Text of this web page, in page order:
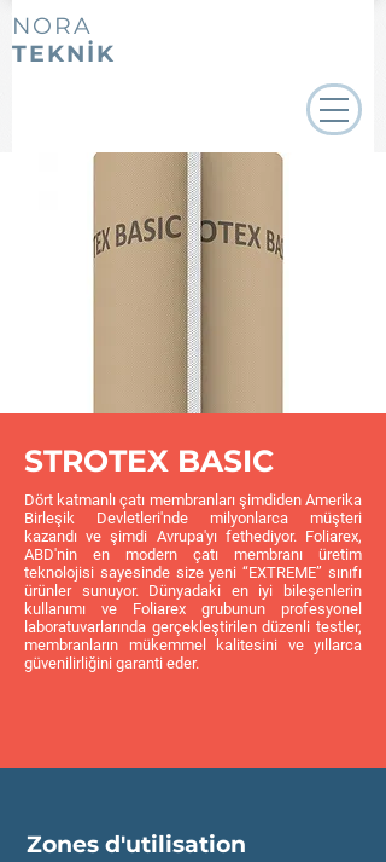
NORA
TEKNİK
STROTEX BASIC
Dört katmanlı çatı membranları şimdiden Amerika
Birleşik Devletleri'nde milyonlarca müşteri
kazandı ve şimdi Avrupa'yı fethediyor. Foliarex,
ABD'nin en modern çatı membranı üretim
teknolojisi sayesinde size yeni “EXTREME” sınıfı
ürünler sunuyor. Dünyadaki en iyi bileşenlerin
kullanımı ve Foliarex grubunun profesyonel
laboratuvarlarında gerçekleştirilen düzenli testler,
membranların mükemmel kalitesini ve yıllarca
güvenilirliğini garanti eder.
Zones d'utilisation